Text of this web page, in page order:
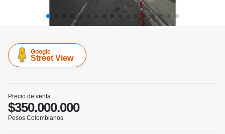
Google
Street View
Precio de venta
$350.000.000
Pesos Colombianos